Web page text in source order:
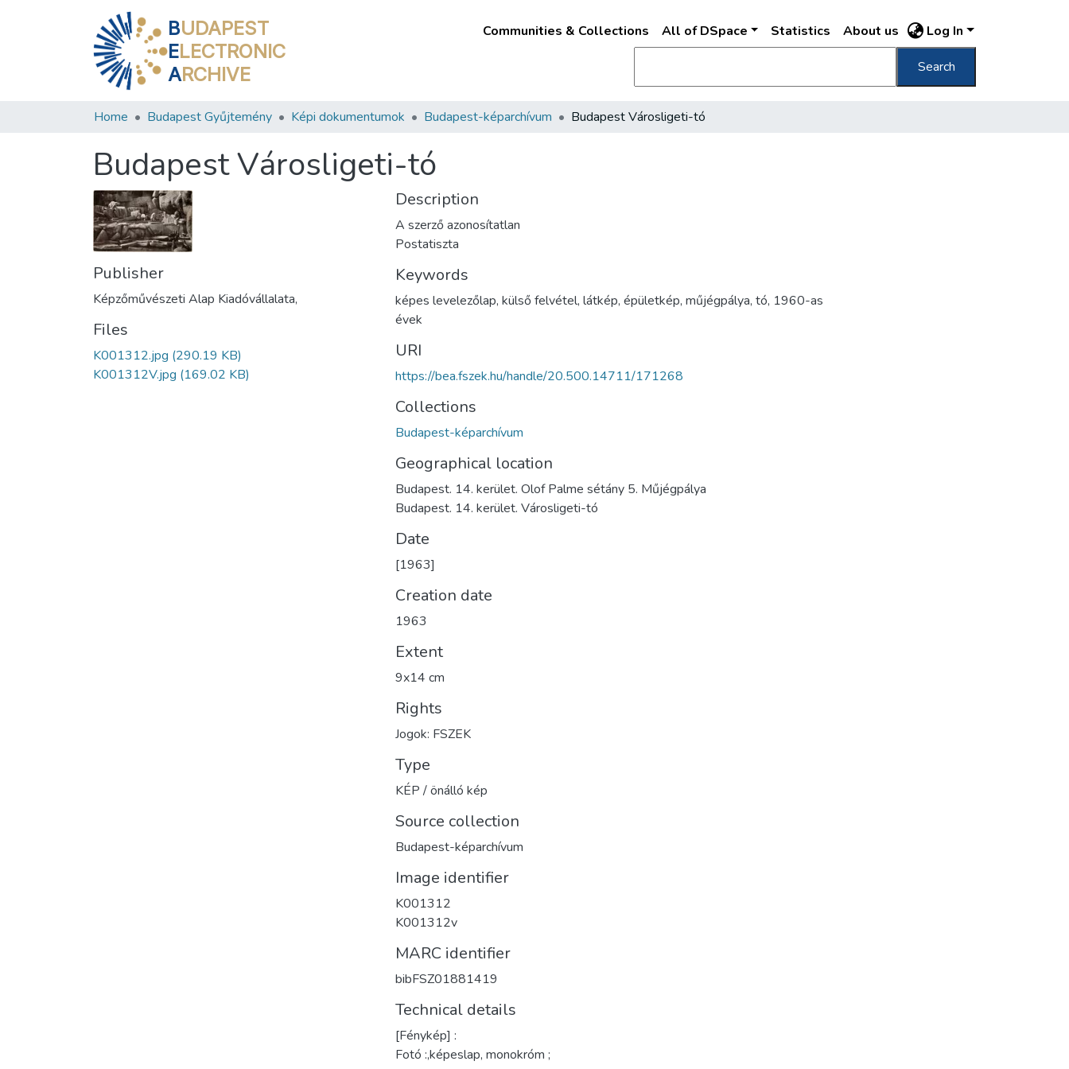
BUDAPEST
ELECTRONIC
ARCHIVE
Communities & Collections All of DSpace Statistics About us Log In
Search
Home Budapest Gyűjtemény Képi dokumentumok Budapest-képarchívum Budapest Városligeti-tó
Budapest Városligeti-tó
Publisher
Képzőművészeti Alap Kiadóvállalata,
Files
K001312.jpg (290.19 KB)
K001312V.jpg (169.02 KB)
Description
A szerző azonosítatlan
Postatiszta
Keywords
képes levelezőlap, külső felvétel, látkép, épületkép, műjégpálya, tó, 1960-as
évek
URI
https://bea.fszek.hu/handle/20.500.14711/171268
Collections
Budapest-képarchívum
Geographical location
Budapest. 14. kerület. Olof Palme sétány 5. Műjégpálya
Budapest. 14. kerület. Városligeti-tó
Date
[1963]
Creation date
1963
Extent
9x14 cm
Rights
Jogok: FSZEK
Type
KÉP / önálló kép
Source collection
Budapest-képarchívum
Image identifier
K001312
K001312v
MARC identifier
bibFSZ01881419
Technical details
[Fénykép] :
Fotó :,képeslap, monokróm ;